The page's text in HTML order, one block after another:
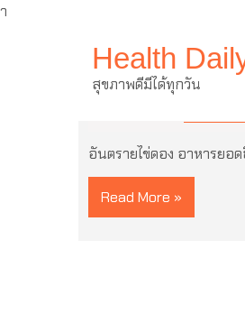
ำ
Health
สุขภาพดีมีได้ทุกวัน
อันตรายไข่ดอง
อันตรายไข่ดอง อาหา
Read More »